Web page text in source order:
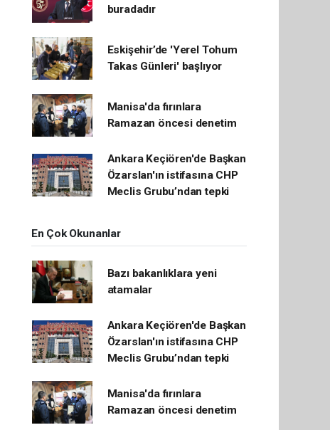
buradadır
Eskişehir’de 'Yerel Tohum
Takas Günleri' başlıyor
Manisa'da fırınlara
Ramazan öncesi denetim
Ankara Keçiören'de Başkan
Özarslan'ın istifasına CHP
Meclis Grubu’ndan tepki
En Çok Okunanlar
Bazı bakanlıklara yeni
atamalar
Ankara Keçiören'de Başkan
Özarslan'ın istifasına CHP
Meclis Grubu’ndan tepki
Manisa'da fırınlara
Ramazan öncesi denetim